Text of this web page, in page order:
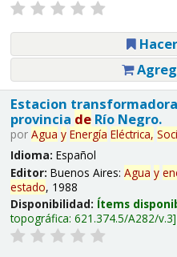
Estacion
provincia deRío Negro.
por Agua y Energía Eléctrica,
Idioma: Español
Editor: Buenos Aires: Agua y
estado, 1988
Disponibilidad: Ítems
topográfica: 621.374.5/A282/v.3